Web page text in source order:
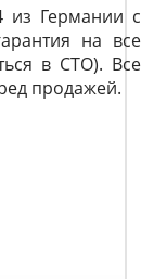
из Германии с
на все
в СТО). Все
продажей.